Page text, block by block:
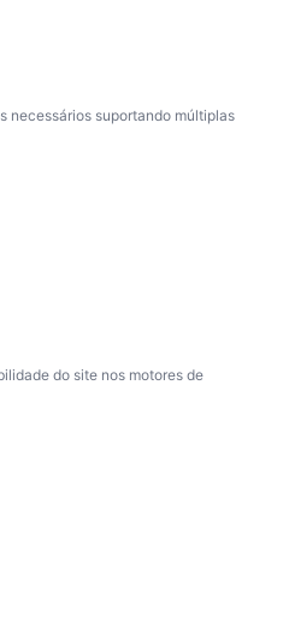
necessários suportando múltiplas
do site nos motores de